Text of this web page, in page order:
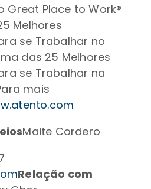
Great Place to Work®
Melhores
se Trabalhar no
das 25 Melhores
se Trabalhar na
mais
Maite Cordero
Relação com